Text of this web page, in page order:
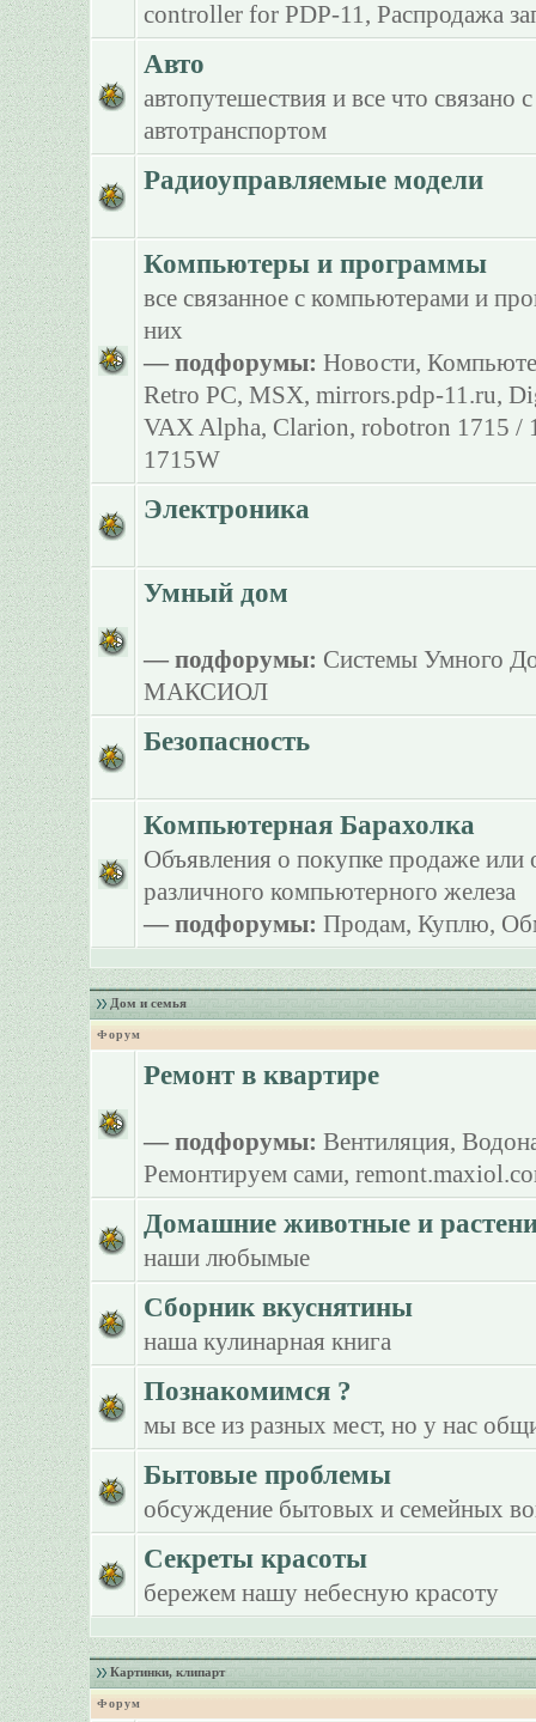
controller for PDP-11 , Распродажа
Авто
автопутешествия и все что связано с
автотранспортом
Радиоуправляемые модели
Компьютеры и программы
все связанное с компьютерами и
них
— подфорумы: Новости,
Retro PC, MSX, mirrors.pdp-11.ru,
VAX Alpha, Clarion, robotron 1715 /
1715W
Электроника
Умный дом
— подфорумы: Системы Умного
МАКСИОЛ
Безопасность
Компьютерная Барахолка
Объявления о покупке продаже или
различного компьютерного железа
— подфорумы: Продам, Куплю,
Дом и семья
Форум
Ремонт в квартире
— подфорумы: Вентиляция,
Ремонтируем сами,
Домашние животные и
наши любымые
Сборник вкуснятины
наша кулинарная книга
Познакомимся ?
мы все из разных мест, но у нас
Бытовые проблемы
обсуждение бытовых и семейных
Секреты красоты
бережем нашу небесную красоту
Картинки, клипарт
Форум